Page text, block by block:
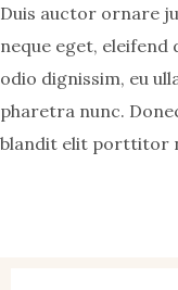
Duis auctor ornare
neque eget, eleifend
odio dignissim, eu
pharetra nunc.
blandit elit porttitor